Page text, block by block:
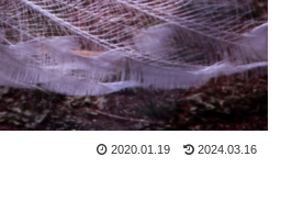
2020.01.19 2024.03.16